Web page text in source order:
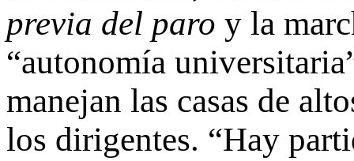
previa del paro y la
“autonomía
manejan las casas de
los dirigentes. “Hay